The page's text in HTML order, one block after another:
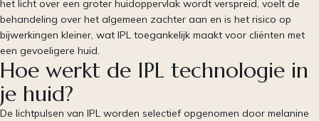
het licht over een groter huidoppervlak wordt verspreid, voelt de
behandeling over het algemeen zachter aan en is het risico op
bijwerkingen kleiner, wat IPL toegankelijk maakt voor cliënten met
een gevoeligere huid.
Hoe werkt de IPL technologie in
je huid?
De lichtpulsen van IPL worden selectief opgenomen door melanine